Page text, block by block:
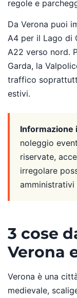
regole e
Da Verona puoi
A4 per il Lago di
A22 verso nord.
Garda, la
traffico
estivi.
Informazione
noleggio
riservate,
irregolare
amministrativi
3 cose
Verona
Verona è una
medievale,